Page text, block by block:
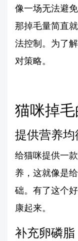
像一场无法避
那掉毛量简直
法控制。为了
对策略。
猫咪掉
提供营养
给猫咪提供一
养，这就像是
础。有了这个
康起来。
补充卵磷脂